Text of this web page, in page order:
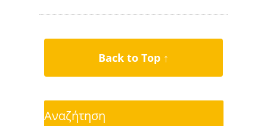
Back to Top ↑
Αναζήτηση